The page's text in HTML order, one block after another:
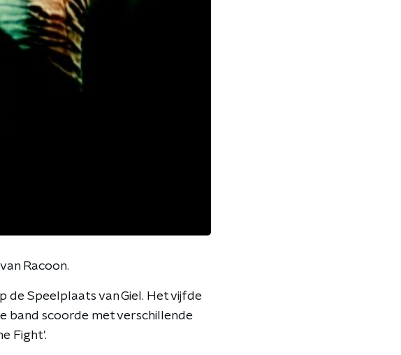
Racoon.
de Speelplaats van Giel. Het vijfde
band scoorde met verschillende
Fight'.